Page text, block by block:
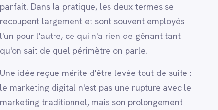
parfait. Dans la pratique, les deux termes se
recoupent largement et sont souvent employés
l'un pour l'autre, ce qui n'a rien de gênant tant
qu'on sait de quel périmètre on parle.
Une idée reçue mérite d'être levée tout de suite :
le marketing digital n'est pas une rupture avec le
marketing traditionnel, mais son prolongement